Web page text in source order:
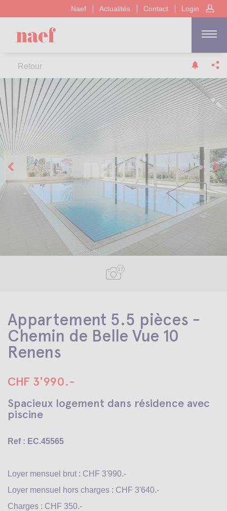
Naef Actualités Contact Login
Retour
17
Appartement 5.5 pièces -
Chemin de Belle Vue 10
Renens
CHF 3'990.-
Spacieux logement dans résidence avec
piscine
Ref : EC.45565
Loyer mensuel brut : CHF 3'990.-
Loyer mensuel hors charges : CHF 3'640.-
Charges : CHF 350.-